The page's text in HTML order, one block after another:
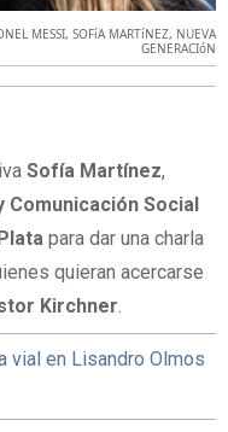
MESSI, SOFíA MARTíNEZ, NUEVA
GENERACIóN
Sofía Martínez,
Comunicación Social
para dar una charla
quieran acercarse
Kirchner.
vial en Lisandro Olmos